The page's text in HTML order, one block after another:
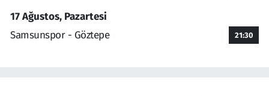
17 Ağustos, Pazartesi
Samsunspor - Göztepe
21:30